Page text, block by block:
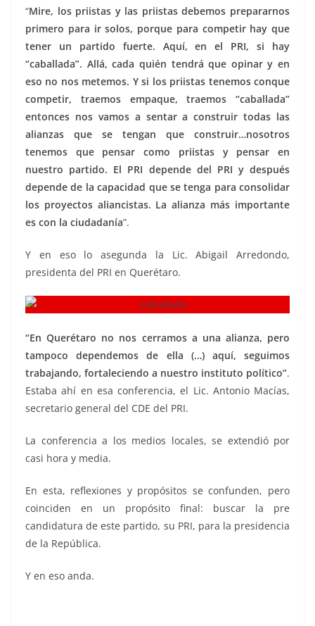
“Mire, los priistas y las priistas debemos prepararnos
primero para ir solos, porque para competir hay que
tener un partido fuerte. Aquí, en el PRI, si hay
“caballada”. Allá, cada quién tendrá que opinar y en
eso no nos metemos. Y si los priistas tenemos conque
competir, traemos empaque, traemos “caballada”
entonces nos vamos a sentar a construir todas las
alianzas que se tengan que construir…nosotros
tenemos que pensar como priistas y pensar en
nuestro partido. El PRI depende del PRI y después
depende de la capacidad que se tenga para consolidar
los proyectos aliancistas. La alianza más importante
es con la ciudadanía”.
Y en eso lo asegunda la Lic. Abigail Arredondo,
presidenta del PRI en Querétaro.
“En Querétaro no nos cerramos a una alianza, pero
tampoco dependemos de ella (…) aquí, seguimos
trabajando, fortaleciendo a nuestro instituto político”.
Estaba ahí en esa conferencia, el Lic. Antonio Macías,
secretario general del CDE del PRI.
La conferencia a los medios locales, se extendió por
casi hora y media.
En esta, reflexiones y propósitos se confunden, pero
coinciden en un propósito final: buscar la pre
candidatura de este partido, su PRI, para la presidencia
de la República.
Y en eso anda.